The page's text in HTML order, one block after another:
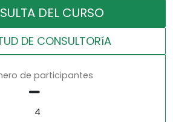
DEL CURSO
DE CONSULTORíA
de participantes